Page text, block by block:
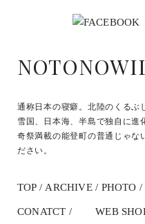
通称日本の寝癖。北陸のくるぶ
雪国、日本海、半島で独自に進
奇祭満載の能登町の普通じゃな
ださい。
TOP ARCHIVE PHOTO
CONATCT WEB